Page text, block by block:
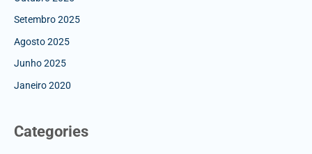
Setembro 2025
Agosto 2025
Junho 2025
Janeiro 2020
Categories